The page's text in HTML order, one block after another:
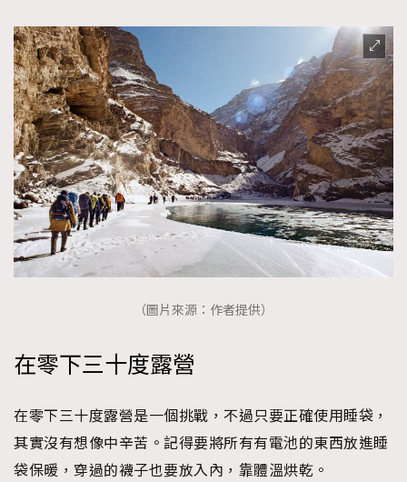
TRENDING
AFrenchMind
DressLikeAParisienne
EmpowerF
FashionWeek FigaroAesthetic
（圖片來源：作者提供）
在零下三十度露營
在零下三十度露營是一個挑戰，不過只要正確使用睡袋，
其實沒有想像中辛苦。記得要將所有有電池的東西放進睡
袋保暖，穿過的襪子也要放入內，靠體溫烘乾。